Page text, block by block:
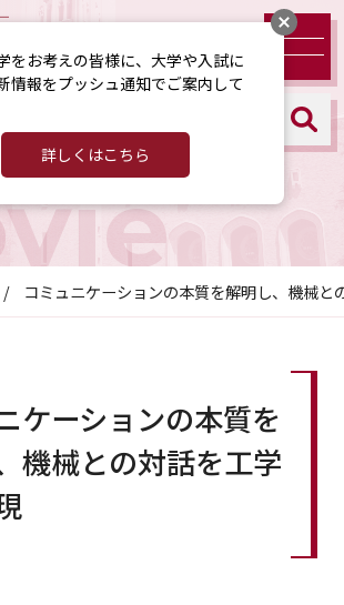
コミュニケーションの本質を解明し、機械と
ケーションの本質を
機械との対話を工学
をお考えの皆様に、大学や入試に
情報をプッシュ通知でご案内して
詳しくはこちら